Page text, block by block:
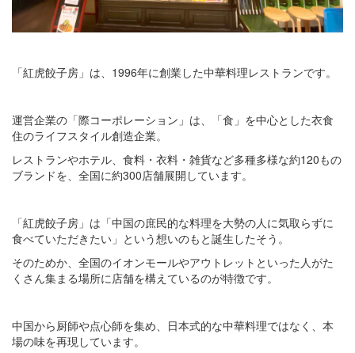
「紅虎餃子房」は、1996年に創業した中華料理レストランです。
運営企業の「際コーポレーション」は、「食」を中心とした衣食
住のライフスタイル創造企業。
レストランやホテル、食料・衣料・雑貨など多種多様な約120もの
ブランドを、全国に約300店舗展開しています。
「紅虎餃子房」は「中国の庶民的な料理を大勢の人に気取らずに
食べていただきたい」という想いのもと誕生したそう。
そのためか、全国のイオンモールやアウトレットといった人がた
くさん集まる場所に店舗を構えているのが特徴です。
中国から厨師や点心師を集め、日本式的な中華料理ではなく、本
場の味を再現しています。